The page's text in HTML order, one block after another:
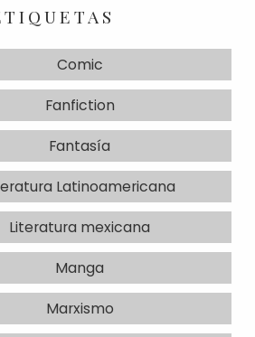
Comic
Fanfiction
Fantasía
Latinoamericana
Literatura mexicana
Manga
Marxismo